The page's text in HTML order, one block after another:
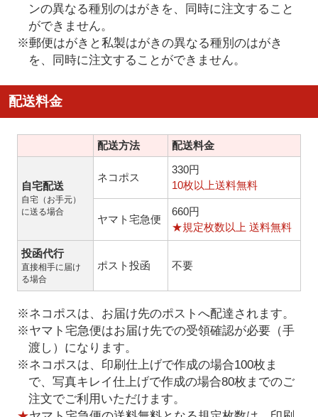
ンの異なる種別のはがきを、同時に注文すること
ができません。
※郵便はがきと私製はがきの異なる種別のはがき
を、同時に注文することができません。
配送料金
配送方法 配送料金
自宅配送
自宅（お手元）
に送る場合
ネコポス
330円
10枚以上送料無料
ヤマト宅急便
660円
★規定枚数以上 送料無料
投函代行
直接相手に届け
る場合
ポスト投函 不要
※ネコポスは、お届け先のポストへ配達されます。
※ヤマト宅急便はお届け先での受領確認が必要（手
渡し）になります。
※ネコポスは、印刷仕上げで作成の場合100枚ま
で、写真キレイ仕上げで作成の場合80枚までのご
注文でご利用いただけます。